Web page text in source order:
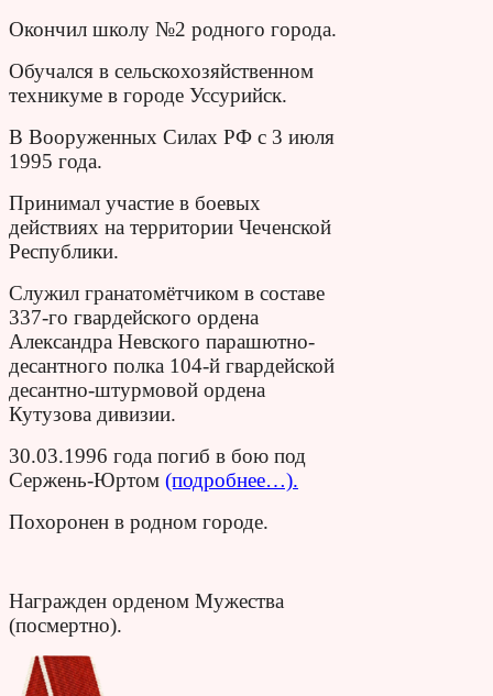
Окончил школу №2 родного города.
Обучался в сельскохозяйственном
техникуме в городе Уссурийск.
В Вооруженных Силах РФ с 3 июля
1995 года.
Принимал участие в боевых
действиях на территории Чеченской
Республики.
Служил гранатомётчиком в составе
337-го гвардейского ордена
Александра Невского парашютно-
десантного полка 104-й гвардейской
десантно-штурмовой ордена
Кутузова дивизии.
30.03.1996 года погиб в бою под
Сержень-Юртом (подробнее…).
Похоронен в родном городе.
Награжден орденом Мужества
(посмертно).